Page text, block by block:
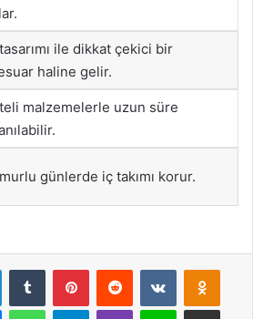
tasarımı ile dikkat çekici bir
haline gelir.
malzemelerle uzun süre
günlerde iç takımı korur.
LinkedInTumblr PinterestReddit VKontakte
MessengerWhatsAppTelegramViber Line E-Posta ile